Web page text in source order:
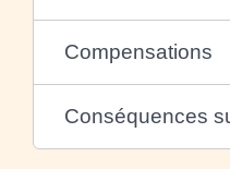
Compensations
Conséquences